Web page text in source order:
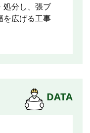
処分し、張ブ
を広げる工事
DATA